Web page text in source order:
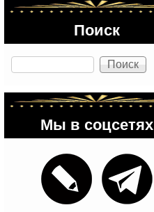
Поиск
Поиск
Мы в соцсетях